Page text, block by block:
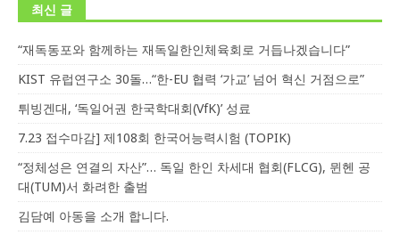
최신 글
“재독동포와 함께하는 재독일한인체육회로 거듭나겠습니다”
KIST 유럽연구소 30돌…“한-EU 협력 ‘가교’ 넘어 혁신 거점으로”
튀빙겐대, ‘독일어권 한국학대회(VfK)’ 성료
7.23 접수마감] 제108회 한국어능력시험 (TOPIK)
“정체성은 연결의 자산”… 독일 한인 차세대 협회(FLCG), 뮌헨 공
대(TUM)서 화려한 출범
김담예 아동을 소개 합니다.